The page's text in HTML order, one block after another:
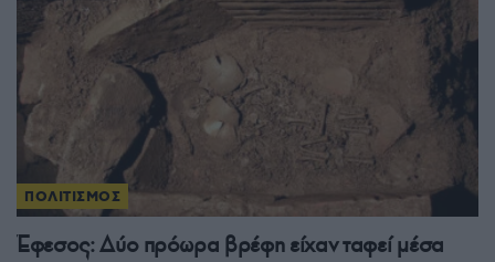
ΠΟΛΙΤΙΣΜΟΣ
Έφεσος: Δύο πρόωρα βρέφη είχαν ταφεί μέσα